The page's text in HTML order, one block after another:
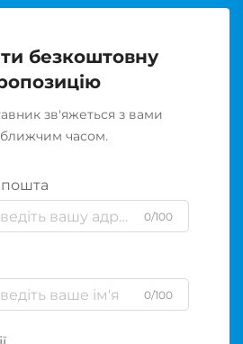
безкоштовну
зв'яжеться з вами
часом.
0/100
0/100